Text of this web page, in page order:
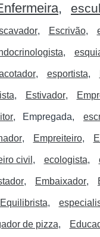
Escrivão
esportista
Estivador
Empregada
Empreiteiro
civil ecologista
Embaixador
Equilibrista
de pizza